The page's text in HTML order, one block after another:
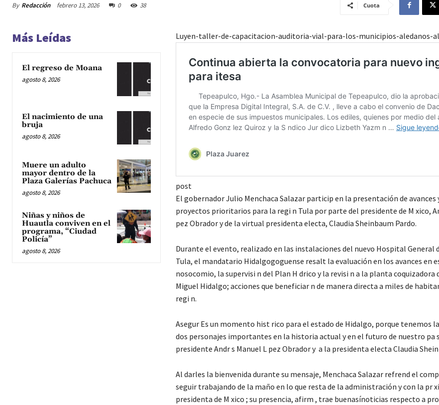
By Redacción febrero 13, 2026 0 38 Cuota
Más Leídas
El regreso de Moana
agosto 8, 2026
El nacimiento de una
bruja
agosto 8, 2026
Muere un adulto
mayor dentro de la
Plaza Galerías Pachuca
agosto 8, 2026
Niñas y niños de
Huautla conviven en el
programa, “Ciudad
Policía”
agosto 8, 2026
Luyen-taller-de-capacitacion-auditoria-vial-para-los-municipios-aledanos-
post
El gobernador Julio Menchaca Salazar particip en la presentación de avances
proyectos prioritarios para la regi n Tula por parte del presidente de M xico,
pez Obrador y de la virtual presidenta electa, Claudia Sheinbaum Pardo.
Durante el evento, realizado en las instalaciones del nuevo Hospital General
Tula, el mandatario Hidalgogoguense resalt la evaluación en los avances en
nosocomio, la supervisi n del Plan H drico y la revisi n a la planta coquizadora
Miguel Hidalgo; acciones que beneficiar n de manera directa a miles de
regi n.
Asegur Es un momento hist rico para el estado de Hidalgo, porque tenemos
dos personajes importantes en la historia actual y en el futuro de nuestro pa
presidente Andr s Manuel L pez Obrador y a la presidenta electa Claudia
Al darles la bienvenida durante su mensaje, Menchaca Salazar refrend el
seguir trabajando de la maño en lo que resta de la administración y con la pr
presidenta de M xico ; su presencia, afirm , trae buenasínoticias respecto a